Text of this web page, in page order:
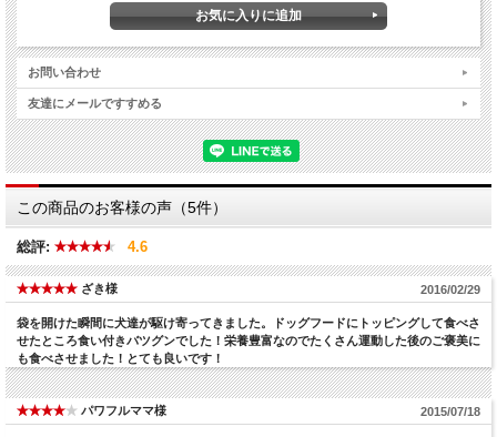
お問い合わせ
友達にメールですすめる
この商品のお客様の声（5件）
総評: 4.6
ざき様 2016/02/29
袋を開けた瞬間に犬達が駆け寄ってきました。ドッグフードにトッピングして食べさ
せたところ食い付きバツグンでした！栄養豊富なのでたくさん運動した後のご褒美に
も食べさせました！とても良いです！
パワフルママ様 2015/07/18